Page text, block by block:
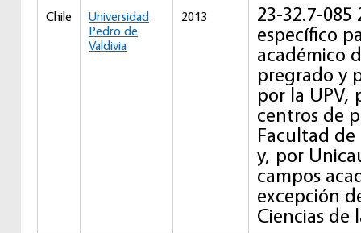
Chile
Universidad
Pedro de
Valdivia
2013
23-32.7-085
específico
académico
pregrado y
por la UPV,
centros de
Facultad de
y, por
campos
excepción
Ciencias de